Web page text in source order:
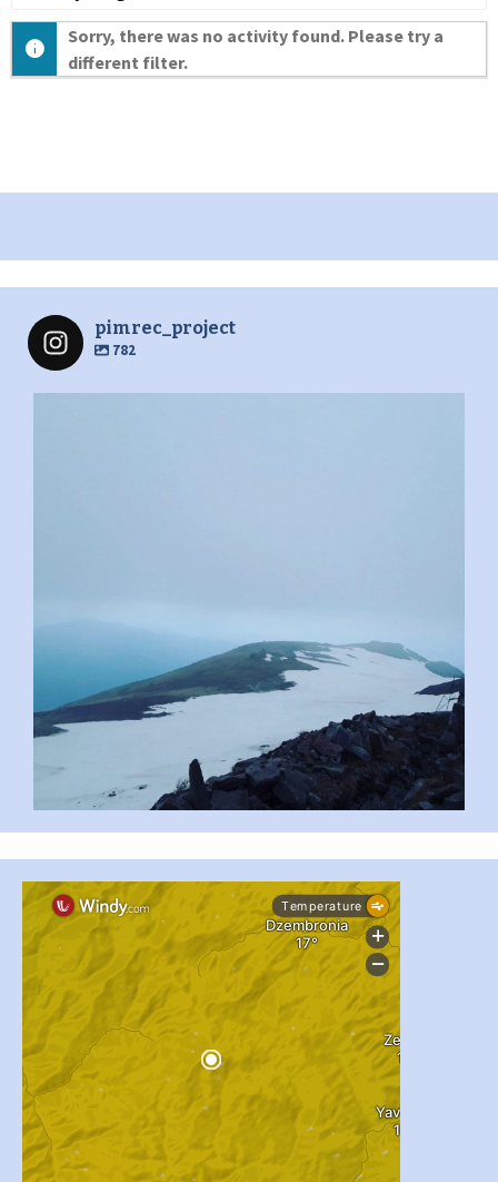
Activities
Sorry, there was no activity found. Please try a
different filter.
pimrec_project
782
...
pimrec_project